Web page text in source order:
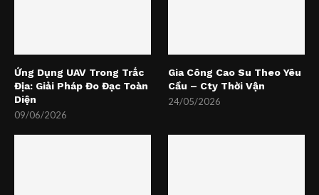
Ứng Dụng UAV Trong Trắc
Địa: Giải Pháp Đo Đạc Toàn
Diện
09/06/2026
Gia Công Cao Su Theo Yêu
Cầu – Cty Thời Vận
24/05/2026